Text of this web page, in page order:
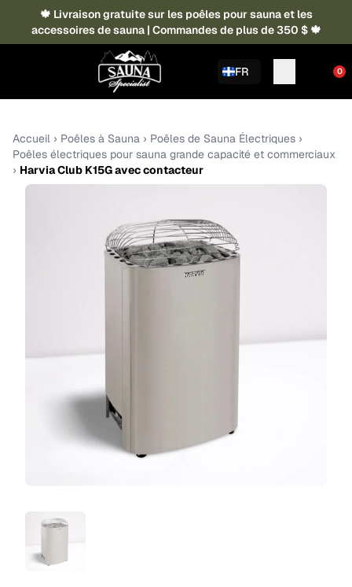
🍁 Livraison gratuite sur les poêles pour sauna et les
accessoires de sauna | Commandes de plus de 350 $ 🍁
FR 0
Accueil › Poêles à Sauna › Poêles de Sauna Électriques ›
Poêles électriques pour sauna grande capacité et commerciaux
› Harvia Club K15G avec contacteur